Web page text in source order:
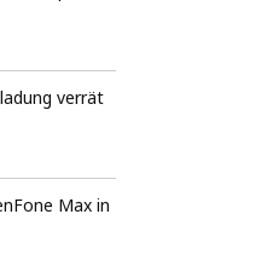
verrät
Max in